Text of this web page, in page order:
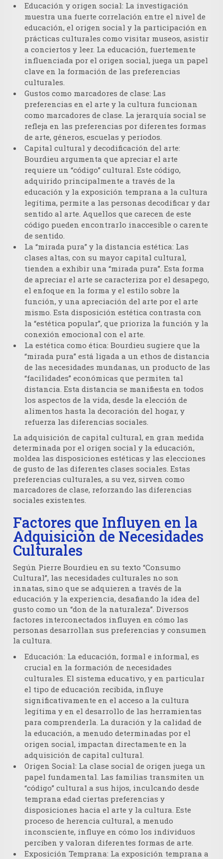
Educación y origen social: La investigación
muestra una fuerte correlación entre el nivel de
educación, el origen social y la participación en
prácticas culturales como visitar museos, asistir
a conciertos y leer. La educación, fuertemente
influenciada por el origen social, juega un papel
clave en la formación de las preferencias
culturales.
Gustos como marcadores de clase: Las
preferencias en el arte y la cultura funcionan
como marcadores de clase. La jerarquía social se
refleja en las preferencias por diferentes formas
de arte, géneros, escuelas y períodos.
Capital cultural y decodificación del arte:
Bourdieu argumenta que apreciar el arte
requiere un “código” cultural. Este código,
adquirido principalmente a través de la
educación y la exposición temprana a la cultura
legítima, permite a las personas decodificar y dar
sentido al arte. Aquellos que carecen de este
código pueden encontrarlo inaccesible o carente
de sentido.
La “mirada pura” y la distancia estética: Las
clases altas, con su mayor capital cultural,
tienden a exhibir una “mirada pura”. Esta forma
de apreciar el arte se caracteriza por el desapego,
el enfoque en la forma y el estilo sobre la
función, y una apreciación del arte por el arte
mismo. Esta disposición estética contrasta con
la “estética popular”, que prioriza la función y la
conexión emocional con el arte.
La estética como ética: Bourdieu sugiere que la
“mirada pura” está ligada a un ethos de distancia
de las necesidades mundanas, un producto de las
“facilidades” económicas que permiten tal
distancia. Esta distancia se manifiesta en todos
los aspectos de la vida, desde la elección de
alimentos hasta la decoración del hogar, y
refuerza las diferencias sociales.
La adquisición de capital cultural, en gran medida
determinada por el origen social y la educación,
moldea las disposiciones estéticas y las elecciones
de gusto de las diferentes clases sociales. Estas
preferencias culturales, a su vez, sirven como
marcadores de clase, reforzando las diferencias
sociales existentes.
Factores que Influyen en la
Adquisición de Necesidades
Culturales
Según Pierre Bourdieu en su texto “Consumo
Cultural”, las necesidades culturales no son
innatas, sino que se adquieren a través de la
educación y la experiencia, desafiando la idea del
gusto como un “don de la naturaleza”. Diversos
factores interconectados influyen en cómo las
personas desarrollan sus preferencias y consumen
la cultura.
Educación: La educación, formal e informal, es
crucial en la formación de necesidades
culturales. El sistema educativo, y en particular
el tipo de educación recibida, influye
significativamente en el acceso a la cultura
legítima y en el desarrollo de las herramientas
para comprenderla. La duración y la calidad de
la educación, a menudo determinadas por el
origen social, impactan directamente en la
adquisición de capital cultural.
Origen Social: La clase social de origen juega un
papel fundamental. Las familias transmiten un
“código” cultural a sus hijos, inculcando desde
temprana edad ciertas preferencias y
disposiciones hacia el arte y la cultura. Este
proceso de herencia cultural, a menudo
inconsciente, influye en cómo los individuos
perciben y valoran diferentes formas de arte.
Exposición Temprana: La exposición temprana a